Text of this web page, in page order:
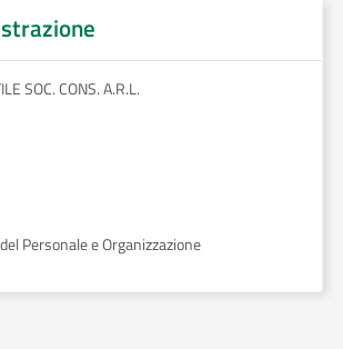
SOC. CONS. A.R.L.
Personale e Organizzazione